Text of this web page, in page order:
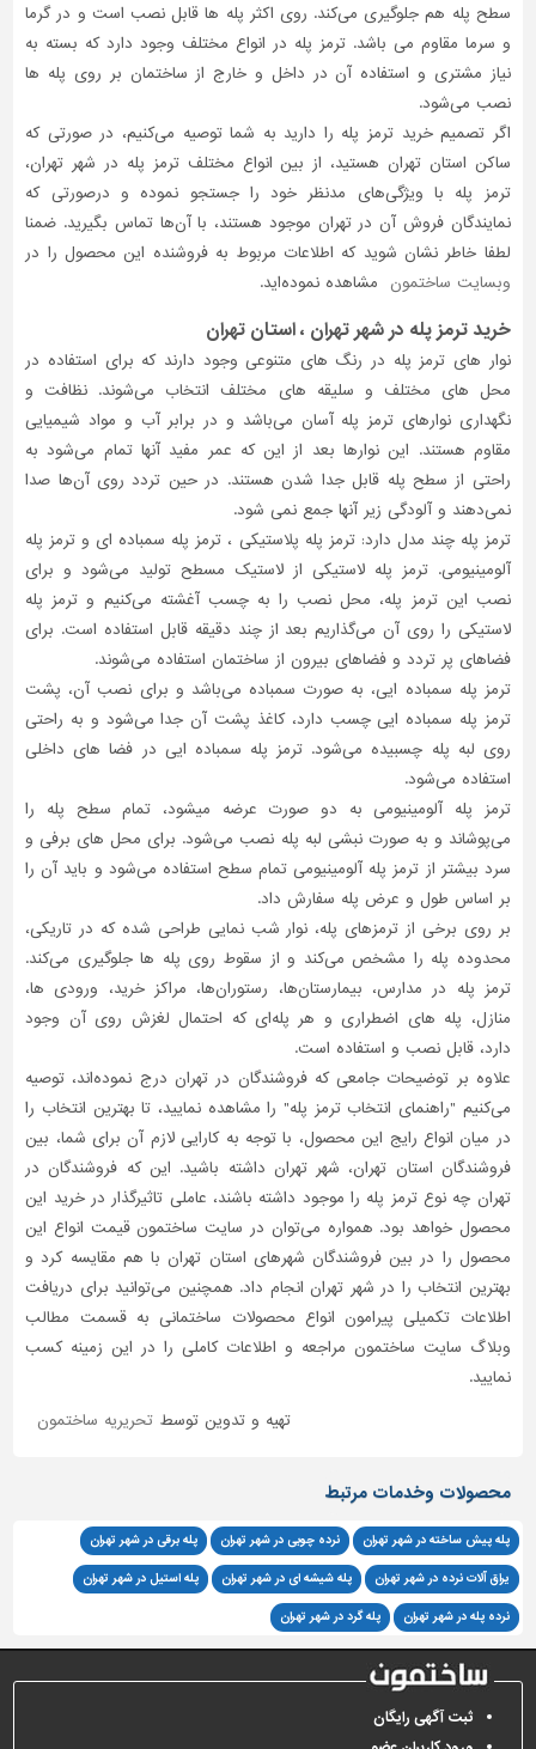
سطح پله هم جلوگیری می‌کند. روی اکثر پله ها قابل نصب است و در گرما
و سرما مقاوم می باشد. ترمز پله در انواع مختلف وجود دارد که بسته به
نیاز مشتری و استفاده آن در داخل و خارج از ساختمان بر روی پله ها
نصب می‌شود.
اگر تصمیم خرید ترمز پله را دارید به شما توصیه می‌کنیم، در صورتی که
ساکن استان تهران هستید، از بین انواع مختلف ترمز پله در شهر تهران،
ترمز پله با ویژگی‌های مدنظر خود را جستجو نموده و درصورتی‌ که
نمایندگان فروش آن در تهران موجود هستند، با آن‌ها تماس بگیرید. ضمنا
لطفا خاطر نشان شوید که اطلاعات مربوط به فروشنده این محصول را در
وبسایت ساختمون مشاهده نموده‌اید.
خرید ترمز پله در شهر تهران ، استان تهران
نوار های ترمز پله در رنگ های متنوعی وجود دارند که برای استفاده در
محل های مختلف و سلیقه های مختلف انتخاب می‌شوند. نظافت و
نگهداری نوارهای ترمز پله آسان می‌باشد و در برابر آب و مواد شیمیایی
مقاوم هستند. این نوارها بعد از این که عمر مفید آنها تمام می‌شود به
راحتی از سطح پله قابل جدا شدن هستند. در حین تردد روی آن‌ها صدا
نمی‌دهند و آلودگی زیر آنها جمع نمی شود.
ترمز پله چند مدل دارد: ترمز پله پلاستیکی ، ترمز پله سمباده ای و ترمز پله
آلومینیومی. ترمز پله لاستیکی از لاستیک مسطح تولید می‌شود و برای
نصب این ترمز پله، محل نصب را به چسب آغشته می‌کنیم و ترمز پله
لاستیکی را روی آن می‌گذاریم بعد از چند دقیقه قابل استفاده است. برای
فضاهای پر تردد و فضاهای بیرون از ساختمان استفاده می‌شوند.
ترمز پله سمباده ایی، به صورت سمباده می‌باشد و برای نصب آن، پشت
ترمز پله سمباده ایی چسب دارد، کاغذ پشت آن جدا می‌شود و به راحتی
روی لبه پله چسبیده می‌شود. ترمز پله سمباده ایی در فضا های داخلی
استفاده می‌شود.
ترمز پله آلومینیومی به دو صورت عرضه میشود، تمام سطح پله را
می‌پوشاند و به صورت نبشی لبه پله نصب می‌شود. برای محل های برفی و
سرد بیشتر از ترمز پله آلومینیومی تمام سطح استفاده می‌شود و باید آن را
بر اساس طول و عرض پله سفارش داد.
بر روی برخی از ترمزهای پله، نوار شب نمایی طراحی شده که در تاریکی،
محدوده پله را مشخص می‌کند و از سقوط روی پله ها جلوگیری می‌کند.
ترمز پله در مدارس، بیمارستان‌ها، رستوران‌ها، مراکز خرید، ورودی ها،
منازل، پله های اضطراری و هر پله‌ای که احتمال لغزش روی آن وجود
دارد، قابل نصب و استفاده است.
علاوه بر توضیحات جامعی که فروشندگان در تهران درج نموده‌اند، توصیه
می‌کنیم "راهنمای انتخاب ترمز پله" را مشاهده نمایید، تا بهترین انتخاب را
در میان انواع رایج این محصول، با توجه به کارایی لازم آن برای شما، بین
فروشندگان استان تهران، شهر تهران داشته باشید. این که فروشندگان در
تهران چه نوع ترمز پله را موجود داشته باشند، عاملی تاثیر‌گذار در خرید این
محصول خواهد بود. همواره می‌توان در سایت ساختمون قیمت انواع این
محصول را در بین فروشندگان شهرهای استان تهران با هم مقایسه کرد و
بهترین انتخاب را در شهر تهران انجام داد. همچنین می‌توانید برای دریافت
اطلاعات تکمیلی پیرامون انواع محصولات ساختمانی به قسمت مطالب
وبلاگ سایت ساختمون مراجعه و اطلاعات کاملی را در این زمینه کسب
نمایید.
تهیه و تدوین توسط تحریریه ساختمون
محصولات وخدمات مرتبط
پله پیش ساخته در شهر تهران نرده چوبی در شهر تهران پله برقی در شهر تهران
یراق آلات نرده در شهر تهران پله شیشه ای در شهر تهران پله استیل در شهر تهران
نرده پله در شهر تهران پله گرد در شهر تهران
ثبت آگهی رایگان